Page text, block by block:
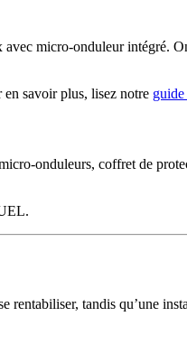
micro-onduleur intégré.
en savoir plus, lisez notre
onduleurs, coffret de
tandis qu’une